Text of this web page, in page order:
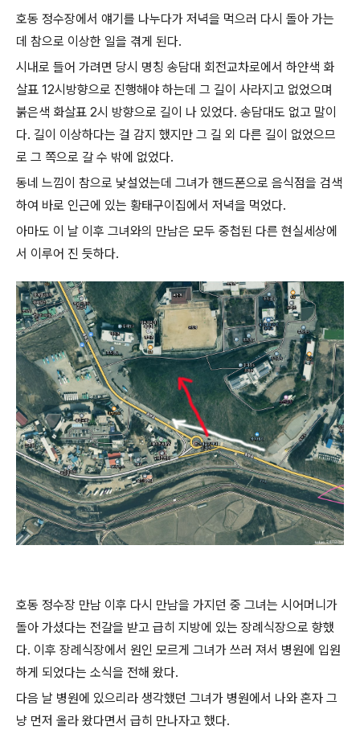
호동 정수장에서 얘기를 나누다가 저녁을 먹으러 다시 돌아 가는
데 참으로 이상한 일을 겪게 된다.
시내로 들어 가려면 당시 명칭 송담대 회전교차로에서 하얀색 화
살표 12시방향으로 진행해야 하는데 그 길이 사라지고 없었으며
붉은색 화살표 2시 방향으로 길이 나 있었다. 송담대도 없고 말이
다. 길이 이상하다는 걸 감지 했지만 그 길 외 다른 길이 없었으므
로 그 쪽으로 갈 수 밖에 없었다.
동네 느낌이 참으로 낯설었는데 그녀가 핸드폰으로 음식점을 검색
하여 바로 인근에 있는 황태구이집에서 저녁을 먹었다.
아마도 이 날 이후 그녀와의 만남은 모두 중첩된 다른 현실세상에
서 이루어 진 듯하다.
호동 정수장 만남 이후 다시 만남을 가지던 중 그녀는 시어머니가
돌아 가셨다는 전갈을 받고 급히 지방에 있는 장례식장으로 향했
다. 이후 장례식장에서 원인 모르게 그녀가 쓰러 져서 병원에 입원
하게 되었다는 소식을 전해 왔다.
다음 날 병원에 있으리라 생각했던 그녀가 병원에서 나와 혼자 그
냥 먼저 올라 왔다면서 급히 만나자고 했다.